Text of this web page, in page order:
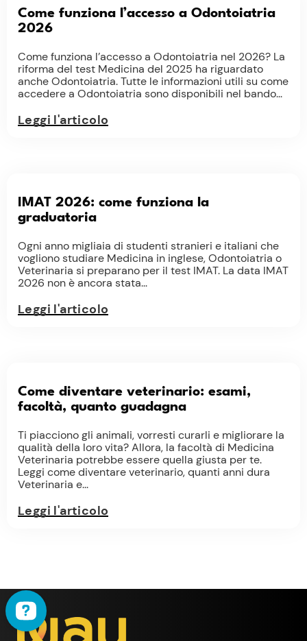
Come funziona l’accesso a Odontoiatria
2026
Come funziona l’accesso a Odontoiatria nel 2026? La
riforma del test Medicina del 2025 ha riguardato
anche Odontoiatria. Tutte le informazioni utili su come
accedere a Odontoiatria sono disponibili nel bando...
Leggi l'articolo
IMAT 2026: come funziona la
graduatoria
Ogni anno migliaia di studenti stranieri e italiani che
vogliono studiare Medicina in inglese, Odontoiatria o
Veterinaria si preparano per il test IMAT. La data IMAT
2026 non è ancora stata...
Leggi l'articolo
Come diventare veterinario: esami,
facoltà, quanto guadagna
Ti piacciono gli animali, vorresti curarli e migliorare la
qualità della loro vita? Allora, la facoltà di Medicina
Veterinaria potrebbe essere quella giusta per te.
Leggi come diventare veterinario, quanti anni dura
Veterinaria e...
Leggi l'articolo